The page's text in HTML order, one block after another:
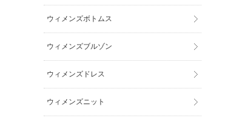
ウィメンズボトムス
ウィメンズブルゾン
ウィメンズドレス
ウィメンズニット